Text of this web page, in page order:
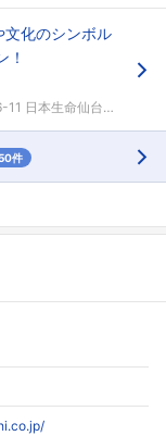
文化のシンボル
！
日本生命仙台勾...
件